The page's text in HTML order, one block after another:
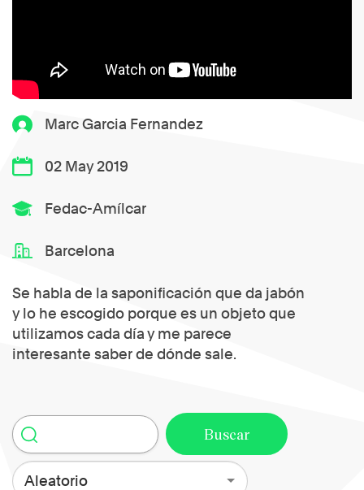
Marc Garcia Fernandez
02 May 2019
Fedac-Amílcar
Barcelona
Se habla de la saponificación que da jabón
y lo he escogido porque es un objeto que
utilizamos cada día y me parece
interesante saber de dónde sale.
Aleatorio